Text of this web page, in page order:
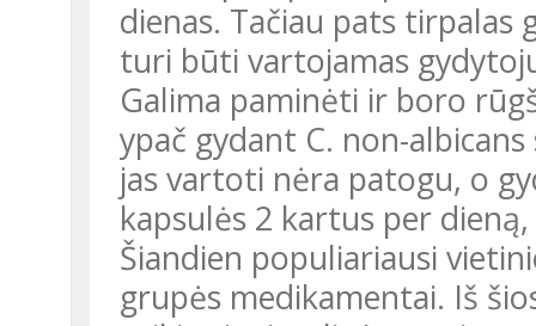
dienas. Tačiau pats
turi būti vartojamas
Galima paminėti ir boro
ypač gydant C. non-
jas vartoti nėra patogu, o
kapsulės 2 kartus per
Šiandien populiariausi
grupės medikamentai. Iš